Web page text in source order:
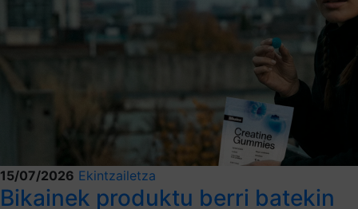
15/07/2026 Ekintzailetza
Bikainek produktu berri batekin